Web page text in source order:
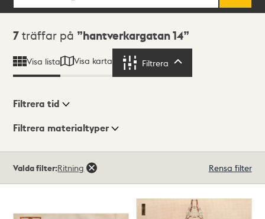
Sökresultat
7 träffar på hantverkargatan 14
Visa lista Visa karta Filtrera
Visningsläge
Filtrera tid
Filtrera materialtyper
träffar
Valda filter:Ritning Rensa filter